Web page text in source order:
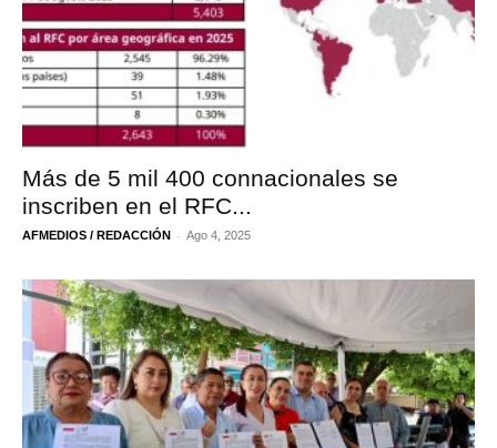
Más de 5 mil 400 connacionales se
inscriben en el RFC...
AFMEDIOS / REDACCIÓN - Ago 4, 2025